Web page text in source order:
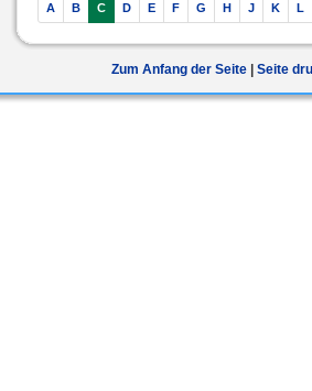
A B C D E F G H J K L
Zum Anfang der Seite Seite